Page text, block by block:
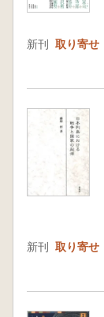
新刊 取り寄せ
新刊 取り寄せ